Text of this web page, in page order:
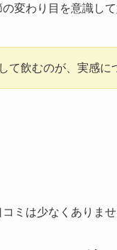
変わり目を意識し
て飲むのが、実感に
ミは少なくありませ